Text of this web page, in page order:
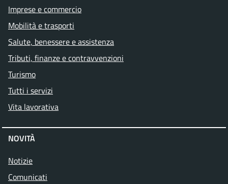
Imprese e commercio
Mobilità e trasporti
Salute, benessere e assistenza
Tributi, finanze e contravvenzioni
Turismo
Tutti i servizi
Vita lavorativa
NOVITÀ
Notizie
Comunicati